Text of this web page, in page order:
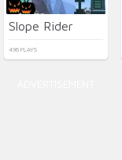
Slope Rider
496 PLAYS